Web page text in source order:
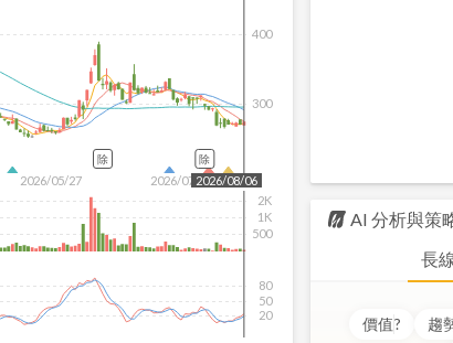
2026/05/27 2026/07/15
300
400
2026/08/06
500
1K
2K
除 除
20
50
80
AI 分析與策
長
價值? 趨